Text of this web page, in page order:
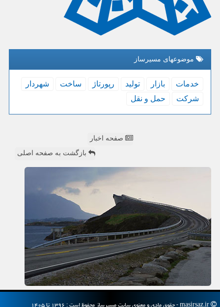
موضوعهای مسیرساز
خدمات بازار تولید رپورتاژ ساخت
شهردار
شركت
حمل و نقل
صفحه اخبار
بازگشت به صفحه اصلی